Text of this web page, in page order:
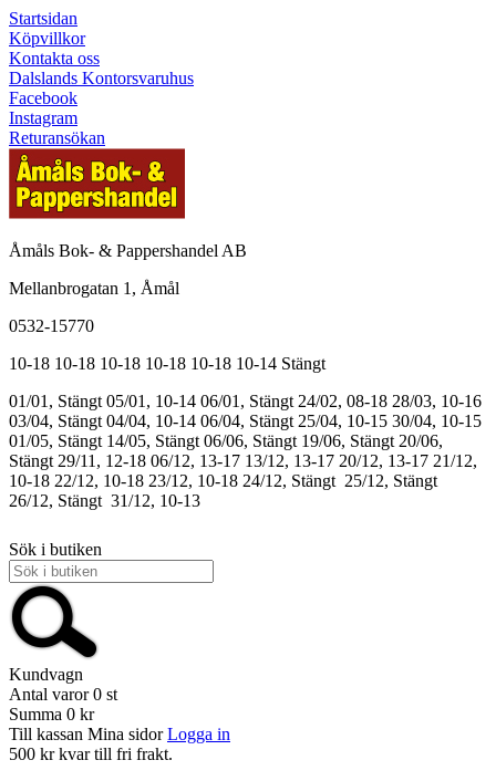
Startsidan
Köpvillkor
Kontakta oss
Dalslands Kontorsvaruhus
Facebook
Instagram
Returansökan
Åmåls Bok- & Pappershandel AB
Mellanbrogatan 1, Åmål
0532-15770
10-18 10-18 10-18 10-18 10-18 10-14 Stängt
01/01, Stängt 05/01, 10-14 06/01, Stängt 24/02, 08-18 28/03, 10-16
03/04, Stängt 04/04, 10-14 06/04, Stängt 25/04, 10-15 30/04, 10-15
01/05, Stängt 14/05, Stängt 06/06, Stängt 19/06, Stängt 20/06,
Stängt 29/11, 12-18 06/12, 13-17 13/12, 13-17 20/12, 13-17 21/12,
10-18 22/12, 10-18 23/12, 10-18 24/12, Stängt 25/12, Stängt
26/12, Stängt 31/12, 10-13
Sök i butiken
Kundvagn
Antal varor 0 st
Summa 0 kr
Till kassan Mina sidor Logga in
500 kr kvar till fri frakt.